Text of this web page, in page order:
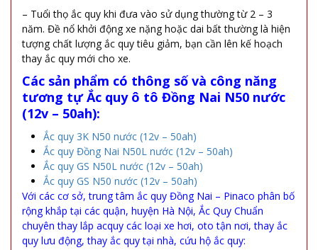
– Tuổi thọ ắc quy khi đưa vào sử dụng thường từ 2 – 3
năm. Đề nổ khởi động xe nặng hoặc dai bất thường là hiện
tượng chất lượng ắc quy tiêu giảm, bạn cần lên kế hoạch
thay ắc quy mới cho xe.
Các sản phẩm có thông số và công năng
tương tựẮc quy ô tô Đồng Nai N50 nước
(12v – 50ah):
Ắc quy 3K N50 nước (12v – 50ah)
Ắc quy Đồng Nai N50L nước (12v – 50ah)
Ắc quy GS N50L nước (12v – 50ah)
Ắc quy GS N50 nước (12v – 50ah)
Với các cơ sở, trung tâm ắc quy Đồng Nai – Pinaco phân bố
rộng khắp tại các quận, huyện Hà Nội, Ắc Quy Chuẩn
chuyên thay lắp acquy các loại xe hơi, oto tận nơi, thay ắc
quy lưu động, thay ắc quy tại nhà, cứu hộ ắc quy: